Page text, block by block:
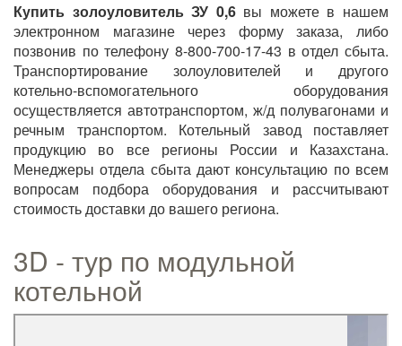
Купить золоуловитель ЗУ 0,6 вы можете в нашем
электронном магазине через форму заказа, либо
позвонив по телефону 8-800-700-17-43 в отдел сбыта.
Транспортирование золоуловителей и другого
котельно-вспомогательного оборудования
осуществляется автотранспортом, ж/д полувагонами и
речным транспортом. Котельный завод поставляет
продукцию во все регионы России и Казахстана.
Менеджеры отдела сбыта дают консультацию по всем
вопросам подбора оборудования и рассчитывают
стоимость доставки до вашего региона.
3D - тур по модульной
котельной